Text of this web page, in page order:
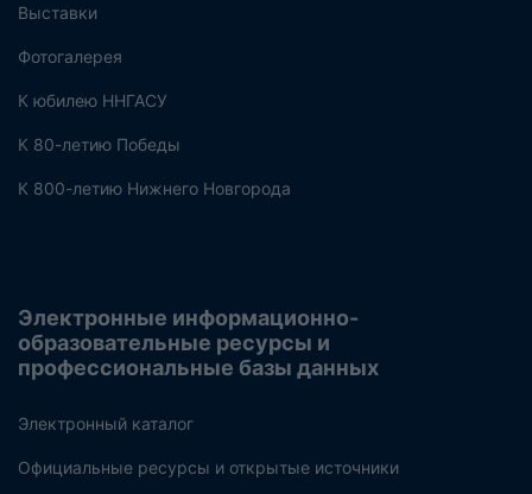
Выставки
Фотогалерея
К юбилею ННГАСУ
К 80-летию Победы
К 800-летию Нижнего Новгорода
Электронные информационно-
образовательные ресурсы и
профессиональные базы данных
Электронный каталог
Официальные ресурсы и открытые источники